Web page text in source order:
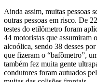
Ainda assim, muitas pessoas
outras pessoas em risco. De
testes do etilômetro foram
44 motoristas que assumiram
alcoólica, sendo 38 desses
que fizeram o “bafômetro”,
também fez muita gente
condutores foram autuados